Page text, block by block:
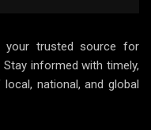
your trusted source for
Stay informed with timely,
national, and global